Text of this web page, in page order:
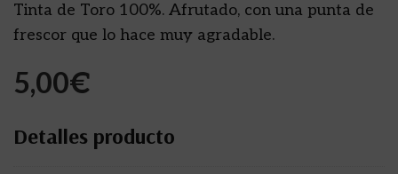
Tinta de Toro 100%. Afrutado, con una punta de
frescor que lo hace muy agradable.
5,00€
Detalles producto